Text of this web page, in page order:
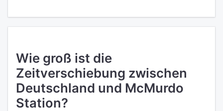
Wie groß ist die
Zeitverschiebung zwischen
Deutschland und McMurdo
Station?